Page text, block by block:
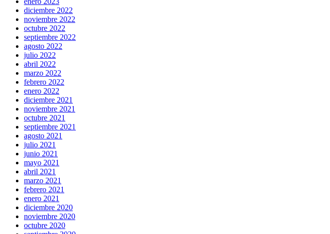
diciembre 2022
noviembre 2022
octubre 2022
septiembre 2022
agosto 2022
julio 2022
abril 2022
marzo 2022
febrero 2022
enero 2022
diciembre 2021
noviembre 2021
octubre 2021
septiembre 2021
agosto 2021
julio 2021
junio 2021
mayo 2021
abril 2021
marzo 2021
febrero 2021
enero 2021
diciembre 2020
noviembre 2020
octubre 2020